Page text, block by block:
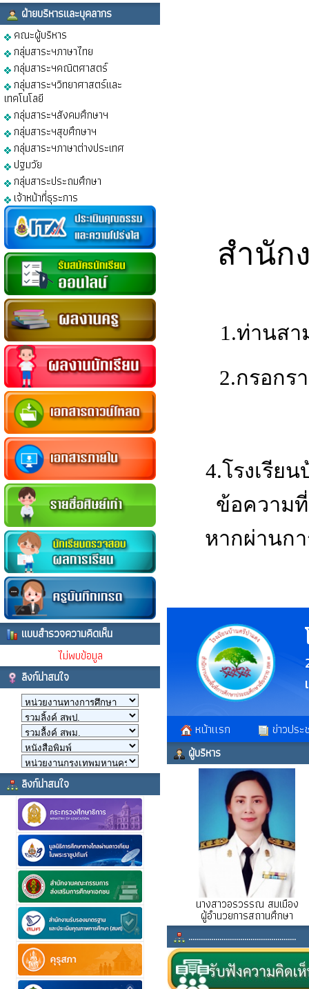
ฝ่ายบริหารและบุคลากร
คณะผู้บริหาร
กลุ่มสาระฯภาษาไทย
กลุ่มสาระฯคณิตศาสตร์
กลุ่มสาระฯวิทยาศาสตร์และ
เทคโนโลยี
กลุ่มสาระฯสังคมศึกษาฯ
กลุ่มสาระฯสุขศึกษาฯ
กลุ่มสาระฯภาษาต่างประเทศ
ปฐมวัย
กลุ่มสาระประถมศึกษา
เจ้าหน้าที่ธุระการ
แบบสำรวจความคิดเห็น
ไม่พบข้อมูล
ลิงก์น่าสนใจ
ลิงก์น่าสนใจ
สำนัก
1.ท่านสา
2.กรอกร
4.โรงเรีย
ข้อความที่
หากผ่านก